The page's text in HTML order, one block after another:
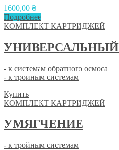
1600,00 ₴
Подробнее
КОМПЛЕКТ КАРТРИДЖЕЙ
УНИВЕРСАЛЬНЫЙ
- к системам обратного осмоса
- к тройным системам
Купить
КОМПЛЕКТ КАРТРИДЖЕЙ
УМЯГЧЕНИЕ
- к тройным системам